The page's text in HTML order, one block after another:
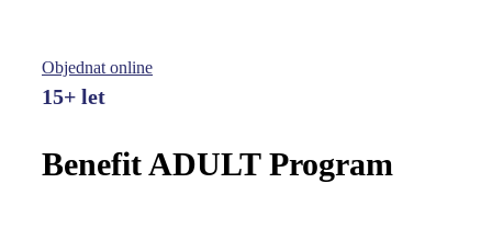
Objednat online
15+ let
Benefit ADULT Program